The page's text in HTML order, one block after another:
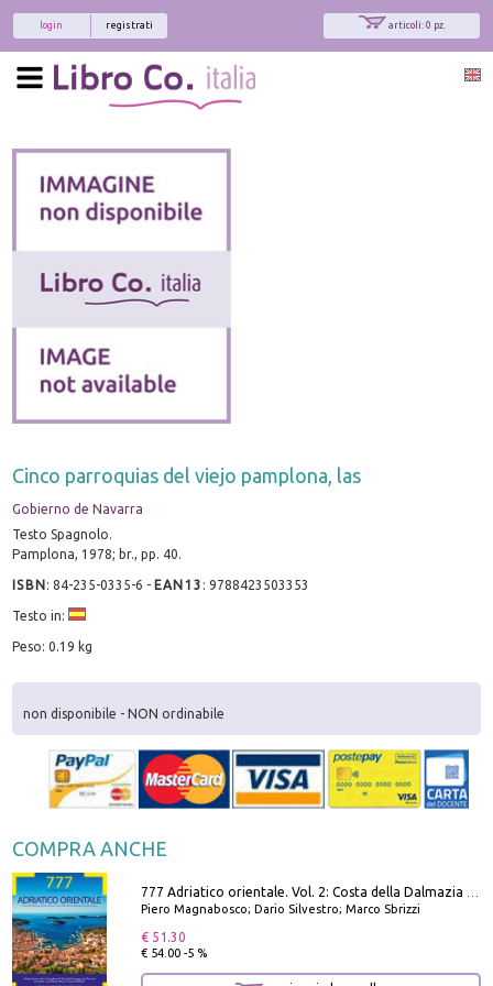
articoli: 0 pz.
registrati
login
Cinco parroquias del viejo pamplona, las
Gobierno de Navarra
Testo Spagnolo.
Pamplona, 1978; br., pp. 40.
ISBN:84-235-0335-6 - EAN13 :9788423503353
Testo in:
Peso: 0.19 kg
non disponibile - NON ordinabile
COMPRA ANCHE
Piero Magnabosco; Dario Silvestro; Marco Sbrizzi
€ 51.30
€ 54.00 -5 %